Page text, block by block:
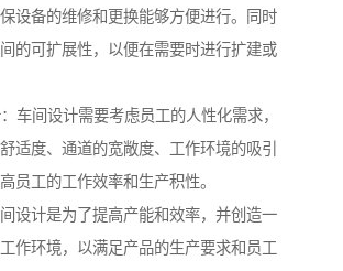
设备的维修和更换能够方便进行。同时
的可扩展性，以便在需要时进行扩建或
车间设计需要考虑员工的人性化需求，
适度、通道的宽敞度、工作环境的吸引
员工的工作效率和生产积性。
设计是为了提高产能和效率，并创造一
作环境，以满足产品的生产要求和员工